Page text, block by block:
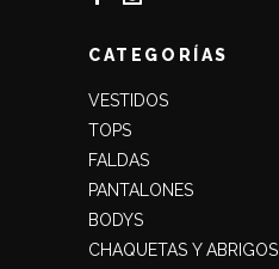
CATEGORÍAS
VESTIDOS
TOPS
FALDAS
PANTALONES
BODYS
CHAQUETAS Y ABRIGOS